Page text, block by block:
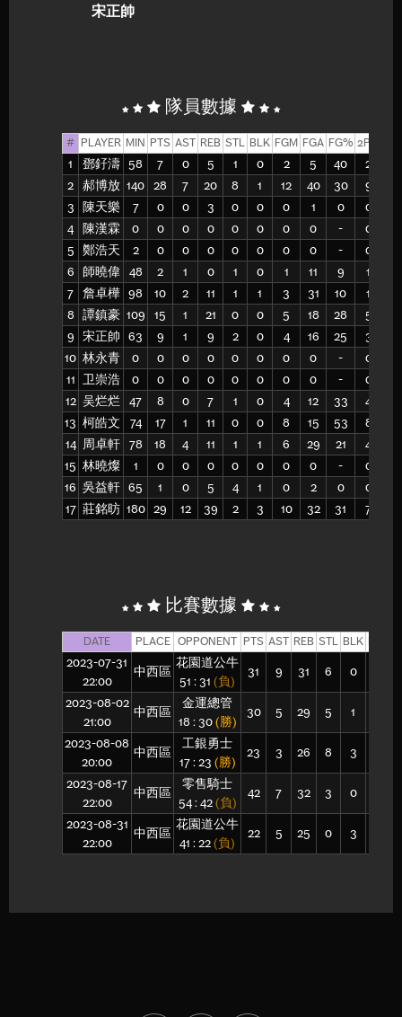
宋正帥
隊員數據
# PLAYER MIN PTS AST REB STL BLK FGM FGA FG% 2PM
1 鄧釨濤 58 7 0 5 1 0 2 5 40 2
2
郝博放 140 28 7 20 8 1 12 40 30 9
3
陳天樂 7 0 0 3 0 0 0 1 0 0
4
陳漢霖 0 0 0 0 0 0 0 0 - 0
5
鄭浩天 2 0 0 0 0 0 0 0 - 0
6
師曉偉 48 2 1 0 1 0 1 11 9 1
7
詹卓樺 98 10 2 11 1 1 3 31 10 1
8
譚鎮豪 109 15 1 21 0 0 5 18 28 5
9
宋正帥 63 9 1 9 2 0 4 16 25 3
10 林永青 0 0 0 0 0 0 0 0 - 0
11
卫崇浩 0 0 0 0 0 0 0 0 - 0
12 吴烂烂 47 8 0 7 1 0 4 12 33 4
13 柯皓文 74 17 1 11 0 0 8 15 53 8
14
周卓軒 78 18 4 11 1 1 6 29 21 4
15 林曉燦 1 0 0 0 0 0 0 0 - 0
16 吳益軒 65 1 0 5 4 1 0 2 0 0
17 莊銘昉 180 29 12 39 2 3 10 32 31 7
比賽數據
DATE PLACE OPPONENT PTS AST REB STL BLK
2023-07-31
22:00
中西區
花園道公牛
51 : 31 (負)
31 9 31 6 0
2023-08-02
21:00
中西區
金運總管
18 : 30 (勝)
30 5 29 5 1
2023-08-08
20:00
中西區
工銀勇士
17 : 23 (勝)
23 3 26 8 3
2023-08-17
22:00
中西區
零售騎士
54 : 42 (負)
42 7 32 3 0
2023-08-31
22:00
中西區
花園道公牛
41 : 22 (負)
22 5 25 0 3